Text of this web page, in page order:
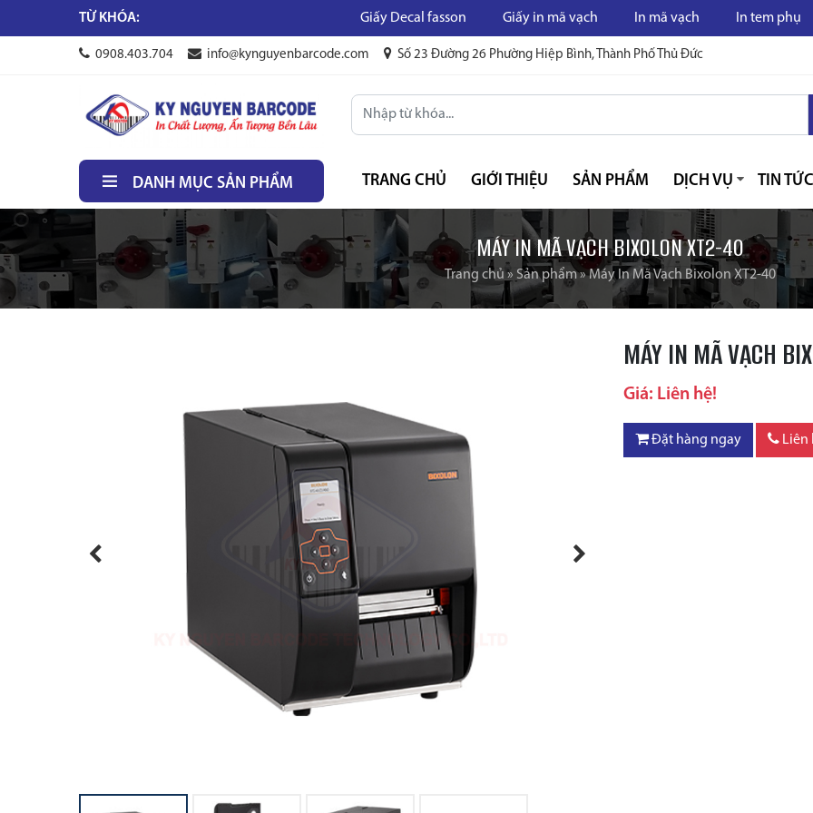
TỪ KHÓA: Giấy Decal fasson Giấy in mã vạch In mã vạch In tem phụ Máy
0908.403.704 info@kynguyenbarcode.com Số 23 Đường 26 Phường Hiệp Bình, Thành Phố Thủ Đức
DANH MỤC SẢN PHẨM TRANG CHỦ GIỚI THIỆU SẢN PHẨM DỊCH VỤ TIN TỨC
MÁY IN MÃ VẠCH BIXOLON XT2-40
Trang chủ» Sản phẩm»Máy In Mã Vạch Bixolon XT2-40
MÁY IN MÃ VẠCH
Giá: Liên hệ!
Đặt hàng ngay Liên